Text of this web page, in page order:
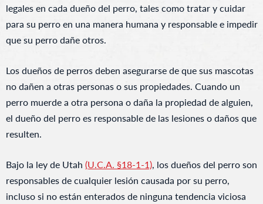
legales en cada dueño del perro, tales como tratar y cuidar
para su perro en una manera humana y responsable e impedir
que su perro dañe otros.
Los dueños de perros deben asegurarse de que sus mascotas
no dañen a otras personas o sus propiedades. Cuando un
perro muerde a otra persona o daña la propiedad de alguien,
el dueño del perro es responsable de las lesiones o daños que
resulten.
Bajo la ley de Utah (U.C.A. §18-1-1), los dueños del perro son
responsables de cualquier lesión causada por su perro,
incluso si no están enterados de ninguna tendencia viciosa